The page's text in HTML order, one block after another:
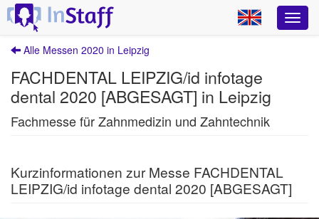
Alle Messen 2020 in Leipzig
FACHDENTAL LEIPZIG/id infotage
dental 2020 [ABGESAGT] in Leipzig
Fachmesse für Zahnmedizin und Zahntechnik
Kurzinformationen zur Messe FACHDENTAL
LEIPZIG/id infotage dental 2020 [ABGESAGT]